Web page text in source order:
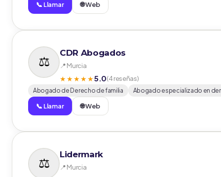
📞 Llamar 🌐 Web
CDR Abogados
📍 Murcia
★★★★★5.0(4 reseñas)
Abogado de Derecho de familia Abogado especializado en
📞 Llamar 🌐 Web
Lidermark
📍 Murcia